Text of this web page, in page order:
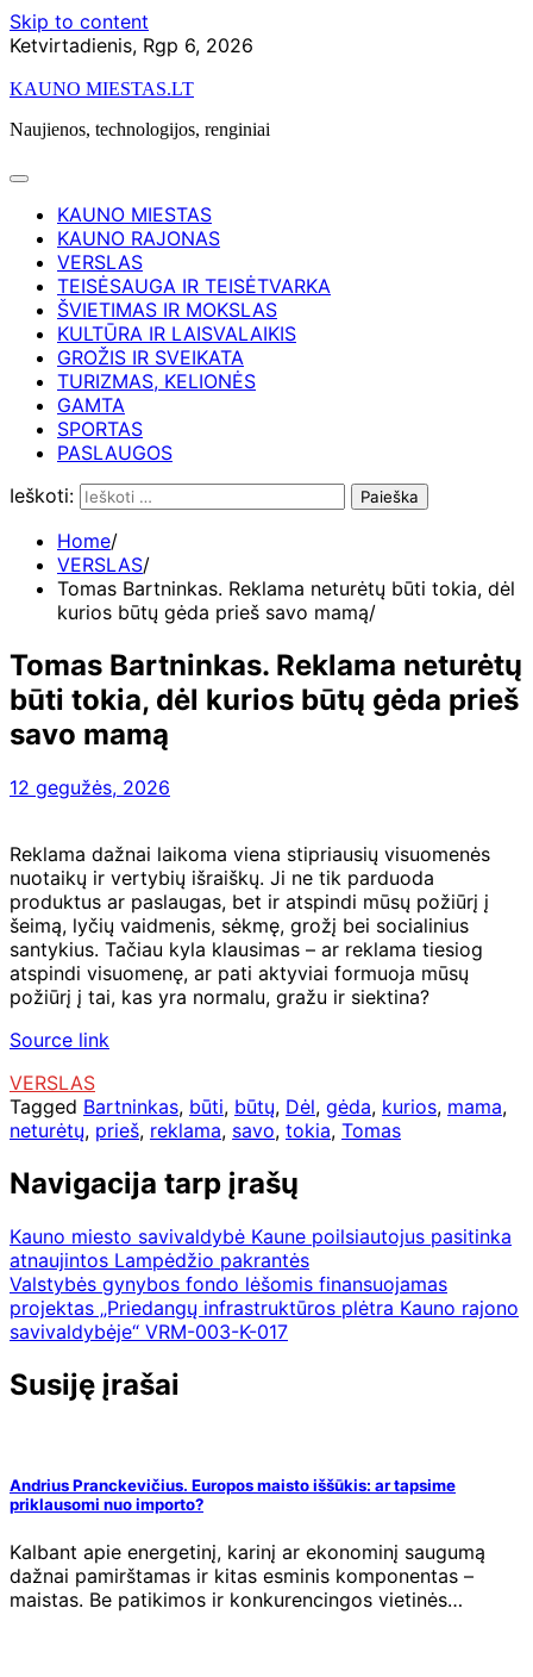
Skip to content
Ketvirtadienis, Rgp 6, 2026
KAUNO MIESTAS.LT
Naujienos, technologijos, renginiai
KAUNO MIESTAS
KAUNO RAJONAS
VERSLAS
TEISĖSAUGA IR TEISĖTVARKA
ŠVIETIMAS IR MOKSLAS
KULTŪRA IR LAISVALAIKIS
GROŽIS IR SVEIKATA
TURIZMAS, KELIONĖS
GAMTA
SPORTAS
PASLAUGOS
Ieškoti:
Home
VERSLAS
Tomas Bartninkas. Reklama neturėtų būti tokia, dėl
kurios būtų gėda prieš savo mamą
Tomas Bartninkas. Reklama neturėtų
būti tokia, dėl kurios būtų gėda prieš
savo mamą
12 gegužės, 2026
Reklama dažnai laikoma viena stipriausių visuomenės
nuotaikų ir vertybių išraiškų. Ji ne tik parduoda
produktus ar paslaugas, bet ir atspindi mūsų požiūrį į
šeimą, lyčių vaidmenis, sėkmę, grožį bei socialinius
santykius. Tačiau kyla klausimas – ar reklama tiesiog
atspindi visuomenę, ar pati aktyviai formuoja mūsų
požiūrį į tai, kas yra normalu, gražu ir siektina?
Source link
VERSLAS
Tagged Bartninkas, būti, būtų, Dėl, gėda, kurios, mama,
neturėtų, prieš, reklama, savo, tokia, Tomas
Navigacija tarp įrašų
Kauno miesto savivaldybė Kaune poilsiautojus pasitinka
atnaujintos Lampėdžio pakrantės
Valstybės gynybos fondo lėšomis finansuojamas
projektas „Priedangų infrastruktūros plėtra Kauno rajono
savivaldybėje“ VRM-003-K-017
Susiję įrašai
Andrius Pranckevičius. Europos maisto iššūkis: ar tapsime
priklausomi nuo importo?
Kalbant apie energetinį, karinį ar ekonominį saugumą
dažnai pamirštamas ir kitas esminis komponentas –
maistas. Be patikimos ir konkurencingos vietinės…